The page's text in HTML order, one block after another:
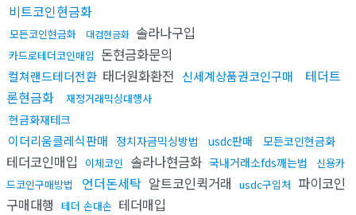
비트코인현금화
모든코인현금화 대검현금화 솔라나구입
카드로테더코인매입 돈현금화문의
컬쳐랜드테더전환 태더원화환전 신세계상품권코인구매
테더트
론현금화
재정거래믹싱대행사
현금화재테크
이더리움클레식판매 정치자금믹싱방법 usdc판매 모든코인현금화
테더코인매입 이체코인 솔라나현금화 국내거래소fds깨는법
신용카
드코인구매방법
언더돈세탁 알트코인퀵거래 usdc구입처 파이코인
구매대행 테더 손대손 테더매입